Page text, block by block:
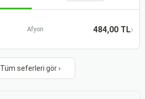
Afyon 484,00 TL›
Tüm seferleri gör ›